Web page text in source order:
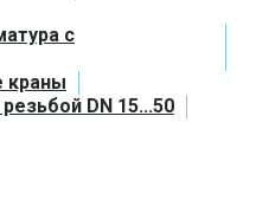
с
краны
DN 15...50